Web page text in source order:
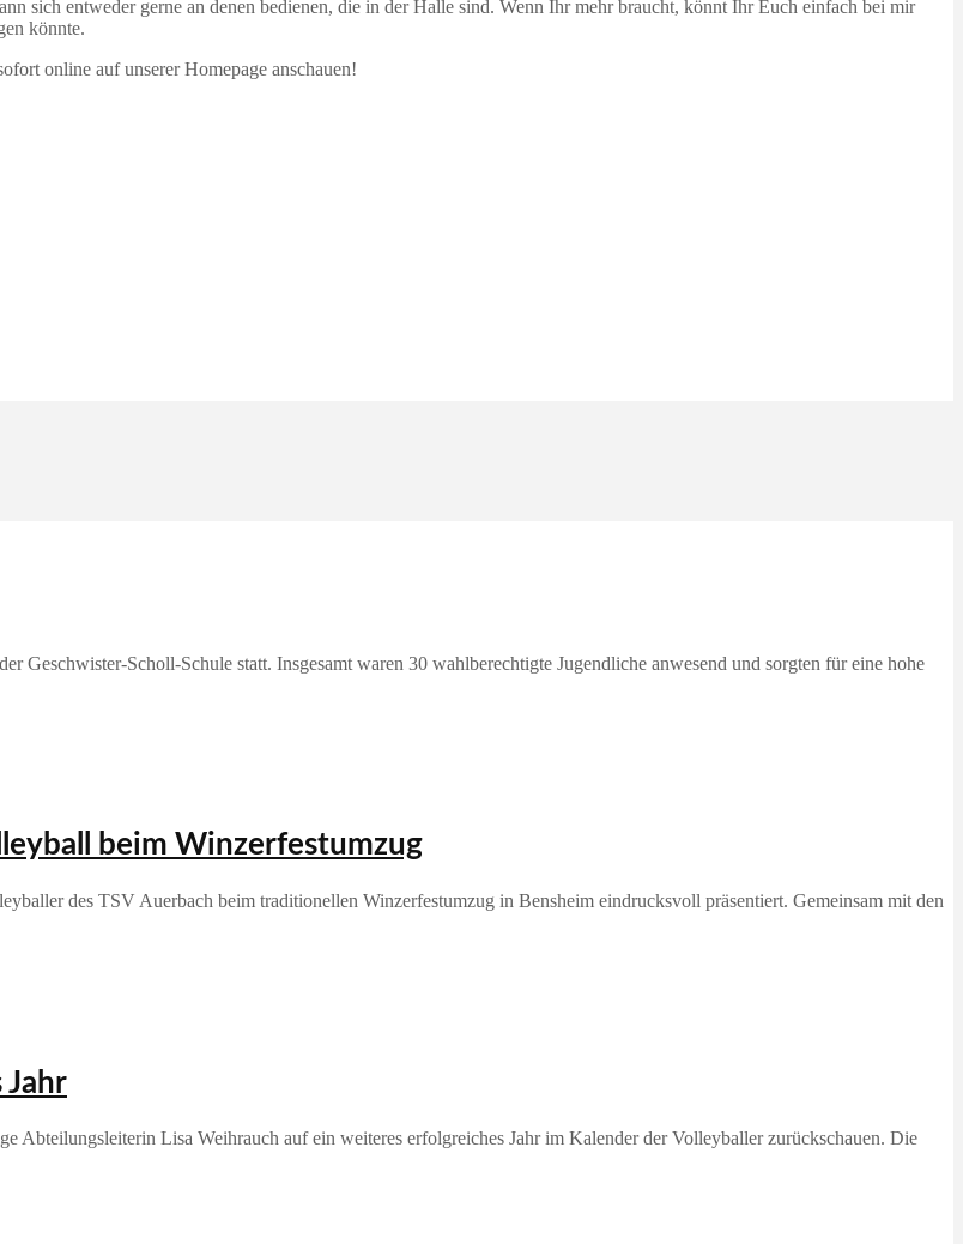
sich entweder gerne an denen bedienen, die in der Halle sind. Wenn Ihr mehr braucht, könnt Ihr Euch einfach bei mir
könnte.
online auf unserer Homepage anschauen!
Geschwister-Scholl-Schule statt. Insgesamt waren 30 wahlberechtigte Jugendliche anwesend und sorgten für eine hohe
beim Winzerfestumzug
des TSV Auerbach beim traditionellen Winzerfestumzug in Bensheim eindrucksvoll präsentiert. Gemeinsam mit den
Abteilungsleiterin Lisa Weihrauch auf ein weiteres erfolgreiches Jahr im Kalender der Volleyballer zurückschauen. Die